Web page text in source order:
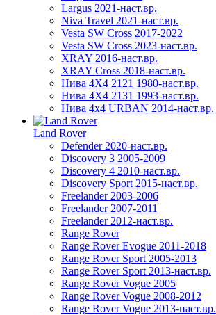
Largus 2021-наст.вр.
Niva Travel 2021-наст.вр.
Vesta SW Cross 2017-2022
Vesta SW Cross 2023-наст.вр.
XRAY 2016-наст.вр.
XRAY Cross 2018-наст.вр.
Нива 4X4 2121 1980-наст.вр.
Нива 4X4 2131 1993-наст.вр.
Нива 4х4 URBAN 2014-наст.вр.
Land Rover
Defender 2020-наст.вр.
Discovery 3 2005-2009
Discovery 4 2010-наст.вр.
Discovery Sport 2015-наст.вр.
Freelander 2003-2006
Freelander 2007-2011
Freelander 2012-наст.вр.
Range Rover
Range Rover Evogue 2011-2018
Range Rover Sport 2005-2013
Range Rover Sport 2013-наст.вр.
Range Rover Vogue 2005
Range Rover Vogue 2008-2012
Range Rover Vogue 2013-наст.вр.